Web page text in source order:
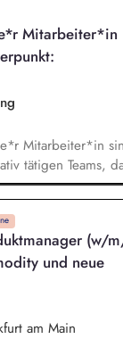
zur
und
finanziellen
Mitarbeiter*in
Mitarbeiter*in
tätigen Teams,
langfristig soziale
die
der
(w/
und neue
am Main